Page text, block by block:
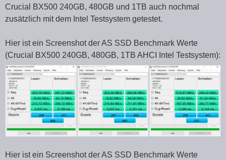
Crucial BX500 240GB, 480GB und 1TB auch nochmal
zusätzlich mit dem Intel Testsystem getestet.
Hier ist ein Screenshot der AS SSD Benchmark Werte
(Crucial BX500 240GB, 480GB, 1TB AHCI Intel Testsystem):
Hier ist ein Screenshot der AS SSD Benchmark Werte